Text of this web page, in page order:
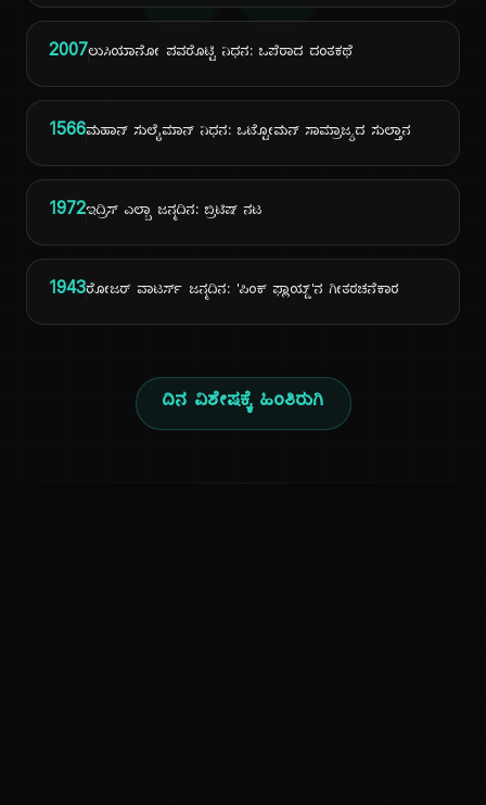
2007ಲುಸಿಯಾನೋ ಪವರೊಟ್ಟಿ ನಿಧನ: ಒಪೆರಾದ ದಂತಕಥೆ
1566ಮಹಾನ್ ಸುಲೈಮಾನ್ ನಿಧನ: ಒಟ್ಟೋಮನ್ ಸಾಮ್ರಾಜ್ಯದ ಸುಲ್ತಾನ
1972ಇದ್ರಿಸ್ ಎಲ್ಬಾ ಜನ್ಮದಿನ: ಬ್ರಿಟಿಷ್ ನಟ
1943ರೋಜರ್ ವಾಟರ್ಸ್ ಜನ್ಮದಿನ: 'ಪಿಂಕ್ ಫ್ಲಾಯ್ಡ್'ನ ಗೀತರಚನೆಕಾರ
ದಿನ ವಿಶೇಷಕ್ಕೆ ಹಿಂತಿರುಗಿ